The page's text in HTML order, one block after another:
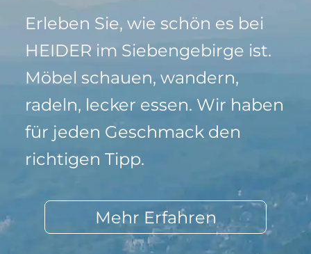
Erleben Sie, wie schön es bei
HEIDER im Siebengebirge ist.
Möbel schauen, wandern,
radeln, lecker essen. Wir haben
für jeden Geschmack den
richtigen Tipp.
Mehr Erfahren